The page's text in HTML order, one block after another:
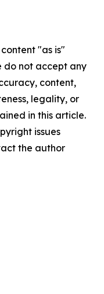
"as is"
do not accept any
content,
legality, or
in this article.
issues
the author